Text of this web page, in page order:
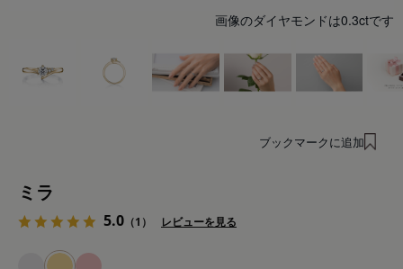
画像のダイヤモンドは0.3ctです
ブックマークに追加
ミラ
5.0 （1） レビューを見る